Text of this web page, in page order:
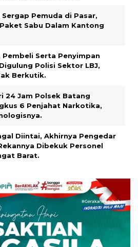
Sergap Pemuda di Pasar,
Sabu Dalam Kantong
Pembeli Serta Penyimpan
Polisi Sektor LBJ,
Berkutik.
24 Jam Polsek Batang
6 Penjahat Narkotika,
Diintai, Akhirnya Pengedar
Dibekuk Personel
Barat.